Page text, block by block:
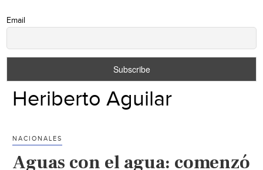
Email
Heriberto Aguilar
NACIONALES
Aguas con el agua: comenzó